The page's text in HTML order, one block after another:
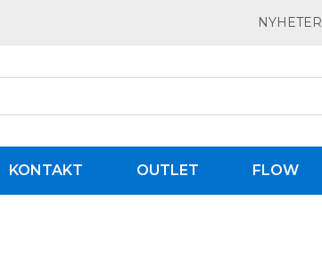
NYHETER
KONTAKT OUTLET FLOW